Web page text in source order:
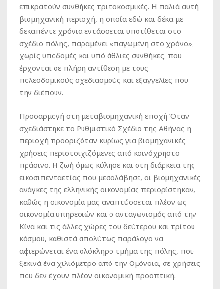
επικρατούν συνθήκες τριτοκοσμικές. Η παλιά αυτή
βιομηχανική περιοχή, η οποία εδώ και δέκα με
δεκαπέντε χρόνια εντάσσεται υποτίθεται στο
σχέδιο πόλης, παραμένει «παγωμένη στο χρόνο»,
χωρίς υποδομές και υπό άθλιες συνθήκες, που
έρχονται σε πλήρη αντίθεση με τους
πολεοδομικούς σχεδιασμούς και εξαγγελίες που
την διέπουν.
Προσαρμογή στη μεταβιομηχανική εποχή Όταν
σχεδιάστηκε το Ρυθμιστικό Σχέδιο της Αθήνας η
περιοχή προοριζόταν κυρίως για βιομηχανικές
χρήσεις περιστοιχιζόμενες από κοινόχρηστο
πράσινο. Η ζωή όμως κύλησε και στη διάρκεια της
εικοσιπενταετίας που μεσολάβησε, οι βιομηχανικές
ανάγκες της ελληνικής οικονομίας περιορίστηκαν,
καθώς η οικονομία μας αναπτύσσεται πλέον ως
οικονομία υπηρεσιών και ο ανταγωνισμός από την
Κίνα και τις άλλες χώρες του δεύτερου και τρίτου
κόσμου, καθιστά απολύτως παράλογο να
αφιερώνεται ένα ολόκληρο τμήμα της πόλης, που
ξεκινά ένα χιλιόμετρο από την Ομόνοια, σε χρήσεις
που δεν έχουν πλέον οικονομική προοπτική.